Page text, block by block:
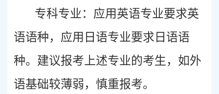
专科专业：应用英语专业要求英
语语种，应用日语专业要求日语语
种。建议报考上述专业的考生，如外
语基础较薄弱，慎重报考。